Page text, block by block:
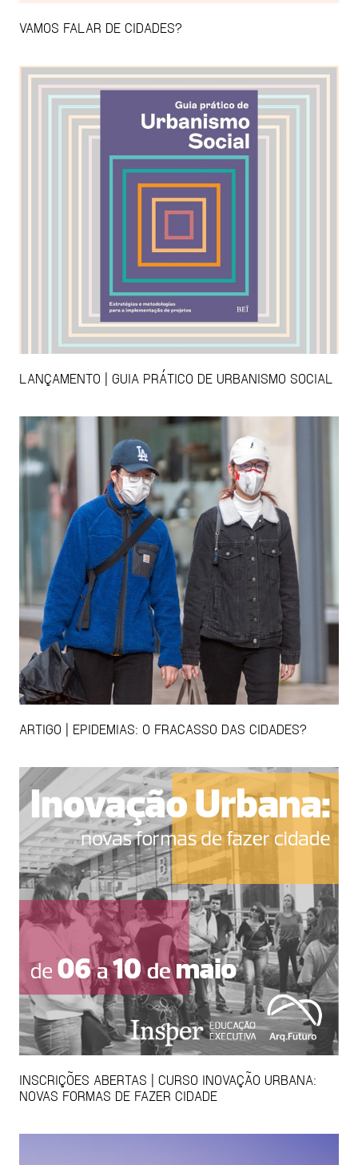
VAMOS FALAR DE CIDADES?
LANÇAMENTO | GUIA PRÁTICO DE URBANISMO SOCIAL
ARTIGO | EPIDEMIAS: O FRACASSO DAS CIDADES?
INSCRIÇÕES ABERTAS | CURSO INOVAÇÃO URBANA:
NOVAS FORMAS DE FAZER CIDADE